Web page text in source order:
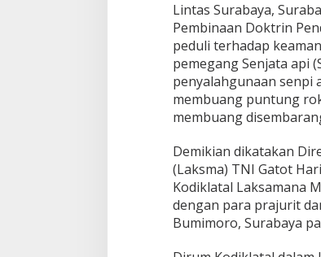
j
u
r
i
K
o
d
k
a
t
a
l
Lintas Surabaya,
Pembinaan Doktrin
peduli terhadap
pemegang Senjata api
penyalahgunaan senpi
membuang puntung
membuang
Demikian dikatakan
(Laksma) TNI Gatot
Kodiklatal Laksamana
dengan para prajurit
Bumimoro, Surabaya